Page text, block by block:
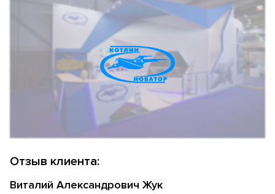
Отзыв клиента:
Виталий Александрович Жук